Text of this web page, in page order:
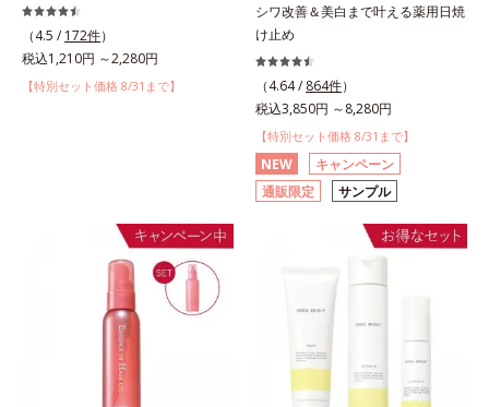
（4.5 / 172件）
税込1,210円 ～2,280円
【特別セット価格 8/31まで】
シワ改善＆美白まで叶える薬用日焼
け止め
（4.64 / 864件）
税込3,850円 ～8,280円
【特別セット価格 8/31まで】
NEW
キャンペーン
通販限定
サンプル